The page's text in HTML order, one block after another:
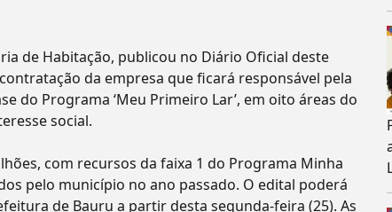
de Habitação, publicou no Diário Oficial deste
da empresa que ficará responsável pela
do Programa ‘Meu Primeiro Lar’, em oito áreas do
social.
com recursos da faixa 1 do Programa Minha
pelo município no ano passado. O edital poderá
de Bauru a partir desta segunda-feira (25). As